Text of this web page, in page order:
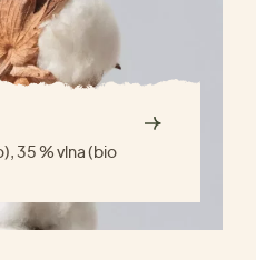
35 % vlna (bio